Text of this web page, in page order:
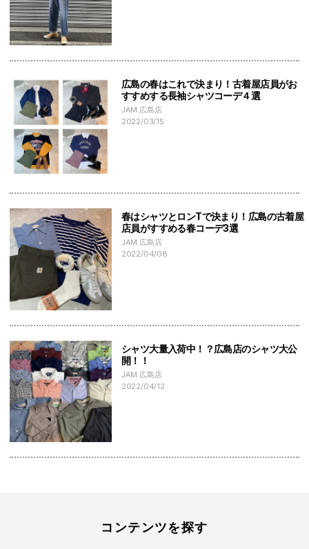
広島の春はこれで決まり！古着屋店員がお
すすめする長袖シャツコーデ４選
JAM 広島店
2022/03/15
春はシャツとロンTで決まり！広島の古着屋
店員がすすめる春コーデ3選
JAM 広島店
2022/04/08
シャツ大量入荷中！？広島店のシャツ大公
開！！
JAM 広島店
2022/04/12
コンテンツを探す